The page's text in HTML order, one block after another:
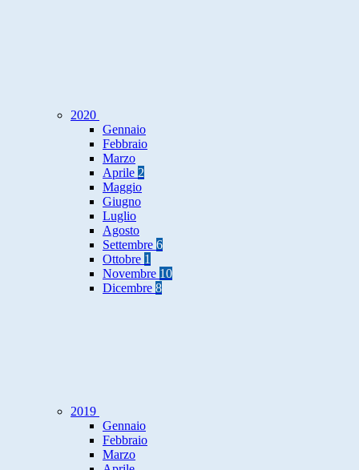
2020
Gennaio
Febbraio
Marzo
Aprile 2
Maggio
Giugno
Luglio
Agosto
Settembre 6
Ottobre 1
Novembre 10
Dicembre 8
2019
Gennaio
Febbraio
Marzo